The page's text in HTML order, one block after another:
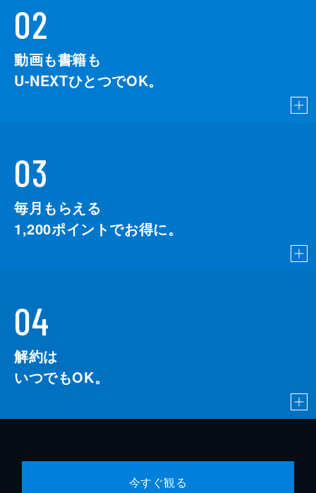
02
動画も書籍も
U-NEXTひとつでOK。
03
毎月もらえる
1,200ポイントでお得に。
04
解約は
いつでもOK。
今すぐ観る